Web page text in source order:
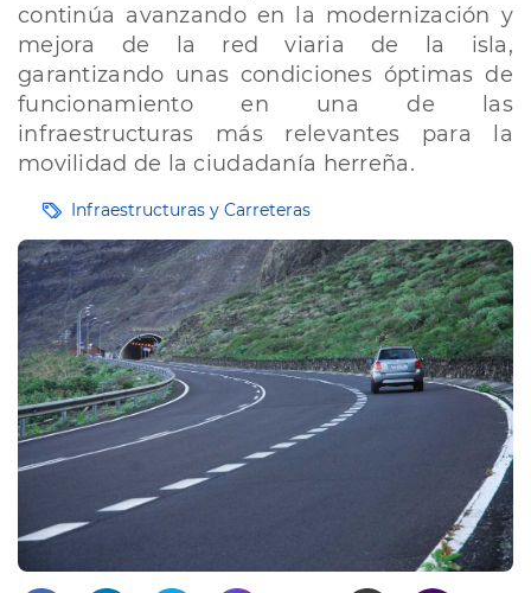
continúa avanzando en la modernización y
mejora de la red viaria de la isla,
garantizando unas condiciones óptimas de
funcionamiento en una de las
infraestructuras más relevantes para la
movilidad de la ciudadanía herreña.
EtiquetasInfraestructuras y Carreteras